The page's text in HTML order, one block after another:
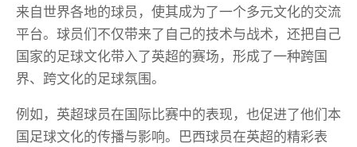
来自世界各地的球员，使其成为了一个多元文化的交流
平台。球员们不仅带来了自己的技术与战术，还把自己
国家的足球文化带入了英超的赛场，形成了一种跨国
界、跨文化的足球氛围。
例如，英超球员在国际比赛中的表现，也促进了他们本
国足球文化的传播与影响。巴西球员在英超的精彩表